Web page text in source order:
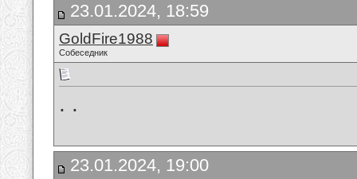
23.01.2024, 18:59
GoldFire1988
Собеседник
. .
23.01.2024, 19:00